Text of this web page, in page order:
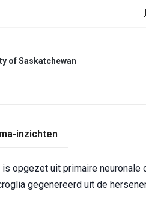
of Saskatchewan
inzichten
opgezet uit primaire
gegenereerd uit de